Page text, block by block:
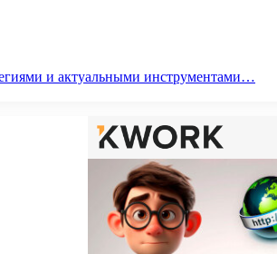
и актуальными инструментами…